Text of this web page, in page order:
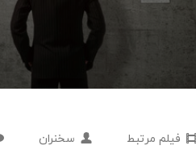
فیلم مرتبط سخنران